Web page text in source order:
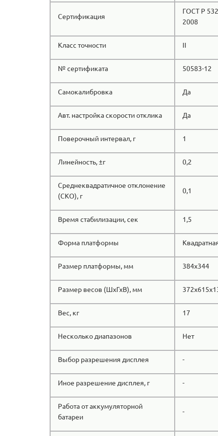
Сертификация
ГОСТ Р
2008
Класс точности II
№ сертификата 50583-12
Самокалибровка Да
Авт. настройка скорости отклика Да
Поверочный интервал, г 1
Линейность, ±г 0,2
Среднеквадратичное отклонение
(СКО), г
0,1
Время стабилизации, сек 1,5
Форма платформы
Размер платформы, мм 384x344
Размер весов (ШхГхВ), мм
Вес, кг 17
Несколько диапазонов Нет
Выбор разрешения дисплея -
Иное разрешение дисплея, г -
Работа от аккумуляторной
батареи
-